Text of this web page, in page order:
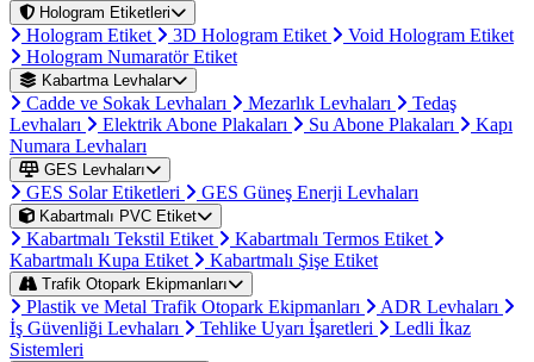
Hologram Etiketleri
Hologram Etiket 3D Hologram Etiket
Void Hologram Etiket
Hologram Numaratör Etiket
Kabartma Levhalar
Cadde ve Sokak Levhaları Mezarlık Levhaları
Tedaş
Levhaları
Elektrik Abone Plakaları Su Abone Plakaları
Kapı
Numara Levhaları
GES Levhaları
GES Solar Etiketleri GES Güneş Enerji Levhaları
Kabartmalı PVC Etiket
Kabartmalı Tekstil Etiket
Kabartmalı Termos Etiket
Kabartmalı Kupa Etiket
Kabartmalı Şişe Etiket
Trafik Otopark Ekipmanları
Plastik ve Metal Trafik Otopark Ekipmanları
ADR Levhaları
İş Güvenliği Levhaları
Tehlike Uyarı İşaretleri
Ledli İkaz
Sistemleri